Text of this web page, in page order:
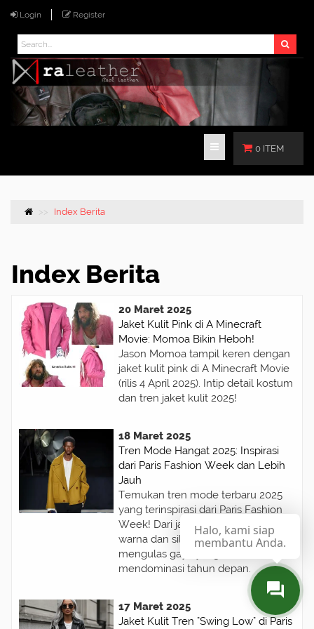
Login Register
0 ITEM
Index Berita
Index Berita
20 Maret 2025
Jaket Kulit Pink di A Minecraft
Movie: Momoa Bikin Heboh!
Jason Momoa tampil keren dengan
jaket kulit pink di A Minecraft Movie
(rilis 4 April 2025). Intip detail kostum
dan tren jaket kulit 2025!
18 Maret 2025
Tren Mode Hangat 2025: Inspirasi
dari Paris Fashion Week dan Lebih
Jauh
Temukan tren mode terbaru 2025
yang terinspirasi dari Paris Fashion
Week! Dari jaket kulit ikonik hingga
warna dan siluet berani, artikel ini
mengulas gaya yang akan
mendominasi tahun depan.
17 Maret 2025
Jaket Kulit Tren "Swing Low" di Paris
Halo, kami siap
membantu Anda.